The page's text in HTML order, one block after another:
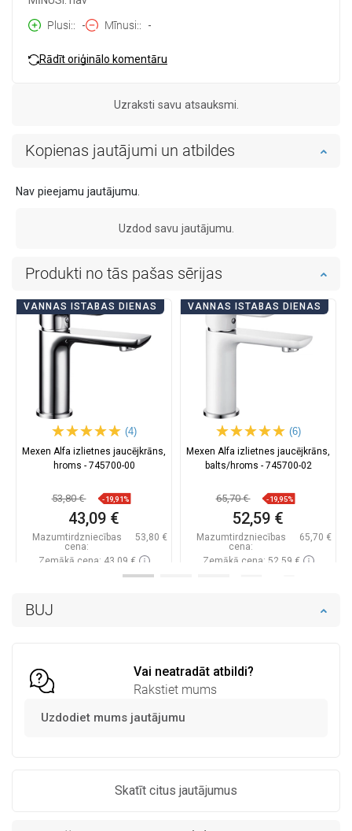
BUJ
Vai neatradāt atbildi?
Rakstiet mums
Uzdodiet mums jautājumu
Skatīt citus jautājumus
Plusi:
- Mīnusi: -
Rādīt oriģinālo komentāru
Uzraksti savu atsauksmi.
Kopienas jautājumi un atbildes
Nav pieejamu jautājumu.
Uzdod savu jautājumu.
Produkti no tās pašas sērijas
VANNAS ISTABAS DIENAS
(4)
Mexen Alfa izlietnes jaucējkrāns,
hroms - 745700-00
53,80 € -19,91%
43,09 €
Mazumtirdzniecības
cena:
53,80 €
Zemākā cena: 43,09 €
Pieejamās vispirms
VANNAS ISTABAS DIENAS
(6)
Mexen Alfa izlietnes jaucējkrāns,
balts/hroms - 745700-02
65,70 € -19,95%
52,59 €
Mazumtirdzniecības
cena:
65,70 €
Zemākā cena: 52,59 €